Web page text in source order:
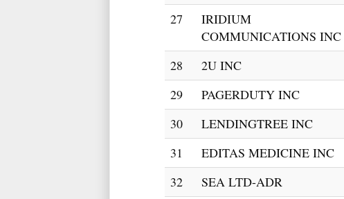
27
IRIDIUM
COMMUNICATIONS INC
28 2U INC
29
PAGERDUTY INC
30
LENDINGTREE INC
31
EDITAS MEDICINE INC
32
SEA LTD-ADR